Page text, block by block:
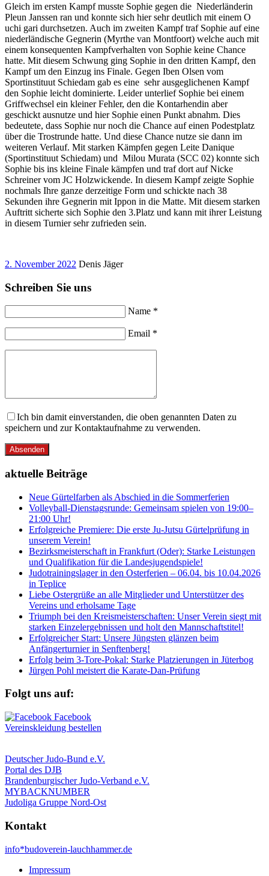
Gleich im ersten Kampf musste Sophie gegen die Niederländerin
Pleun Janssen ran und konnte sich hier sehr deutlich mit einem O
uchi gari durchsetzen. Auch im zweiten Kampf traf Sophie auf eine
niederländische Gegnerin (Myrthe van Montfoort) welche auch mit
einem konsequenten Kampfverhalten von Sophie keine Chance
hatte. Mit diesem Schwung ging Sophie in den dritten Kampf, den
Kampf um den Einzug ins Finale. Gegen Iben Olsen vom
Sportinstituut Schiedam gab es eine sehr ausgeglichenen Kampf
den Sophie leicht dominierte. Leider unterlief Sophie bei einem
Griffwechsel ein kleiner Fehler, den die Kontarhendin aber
geschickt ausnutze und hier Sophie einen Punkt abnahm. Dies
bedeutete, dass Sophie nur noch die Chance auf einen Podestplatz
über die Trostrunde hatte. Und diese Chance nutze sie dann im
weiteren Verlauf. Mit starken Kämpfen gegen Leite Danique
(Sportinstituut Schiedam) und Milou Murata (SCC 02) konnte sich
Sophie bis ins kleine Finale kämpfen und traf dort auf Nicke
Schreiner vom JC Holzwickende. In diesem Kampf zeigte Sophie
nochmals Ihre ganze derzeitige Form und schickte nach 38
Sekunden ihre Gegnerin mit Ippon in die Matte. Mit diesem starken
Auftritt sicherte sich Sophie den 3.Platz und kann mit ihrer Leistung
in diesem Turnier sehr zufrieden sein.
2. November 2022 Denis Jäger
Schreiben Sie uns
Name *
Email *
Ich bin damit einverstanden, die oben genannten Daten zu
speichern und zur Kontaktaufnahme zu verwenden.
Absenden
aktuelle Beiträge
Neue Gürtelfarben als Abschied in die Sommerferien
Volleyball-Dienstagsrunde: Gemeinsam spielen von 19:00–
21:00 Uhr!
Erfolgreiche Premiere: Die erste Ju-Jutsu Gürtelprüfung in
unserem Verein!
Bezirksmeisterschaft in Frankfurt (Oder): Starke Leistungen
und Qualifikation für die Landesjugendspiele!
Judotrainingslager in den Osterferien – 06.04. bis 10.04.2026
in Teplice
Liebe Ostergrüße an alle Mitglieder und Unterstützer des
Vereins und erholsame Tage
Triumph bei den Kreismeisterschaften: Unser Verein siegt mit
starken Einzelergebnissen und holt den Mannschaftstitel!
Erfolgreicher Start: Unsere Jüngsten glänzen beim
Anfängerturnier in Senftenberg!
Erfolg beim 3-Tore-Pokal: Starke Platzierungen in Jüterbog
Jürgen Pohl meistert die Karate-Dan-Prüfung
Folgt uns auf:
Vereinskleidung bestellen
Deutscher Judo-Bund e.V.
Portal des DJB
Brandenburgischer Judo-Verband e.V.
MYBACKNUMBER
Judoliga Gruppe Nord-Ost
Kontakt
info*budoverein-lauchhammer.de
Impressum